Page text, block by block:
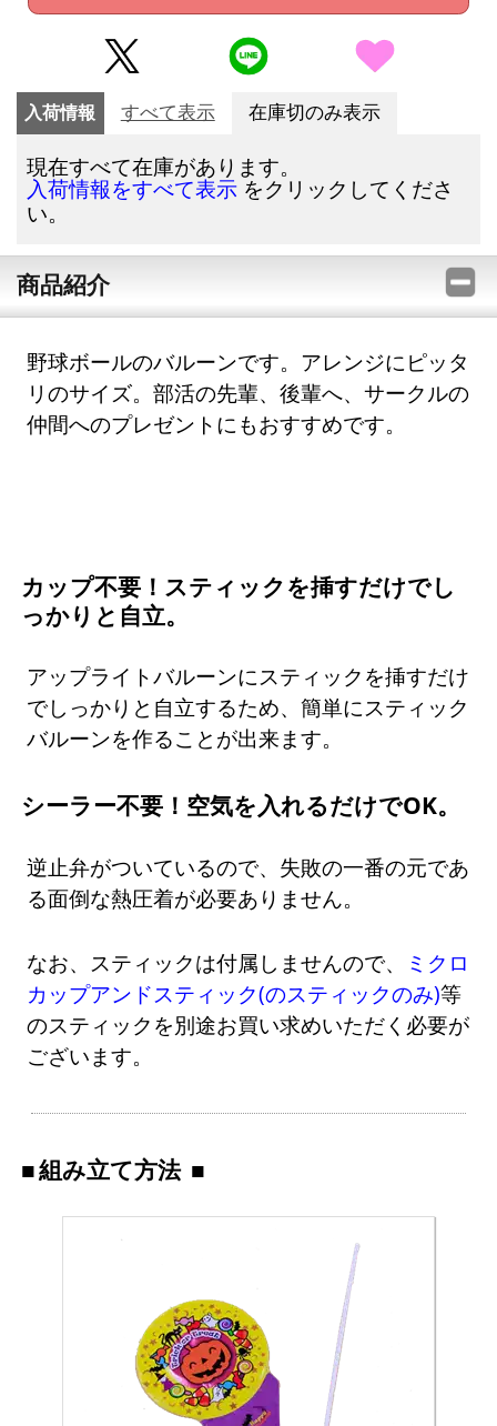
入荷情報 すべて表示 在庫切のみ表示
現在すべて在庫があります。
入荷情報をすべて表示 をクリックしてくださ
い。
商品紹介
野球ボールのバルーンです。アレンジにピッタ
リのサイズ。部活の先輩、後輩へ、サークルの
仲間へのプレゼントにもおすすめです。
カップ不要！スティックを挿すだけでし
っかりと自立。
アップライトバルーンにスティックを挿すだけ
でしっかりと自立するため、簡単にスティック
バルーンを作ることが出来ます。
シーラー不要！空気を入れるだけでOK。
逆止弁がついているので、失敗の一番の元であ
る面倒な熱圧着が必要ありません。
なお、スティックは付属しませんので、
ミクロ
カップアンドスティック(のスティックのみ)等
のスティックを別途お買い求めいただく必要が
ございます。
組み立て方法